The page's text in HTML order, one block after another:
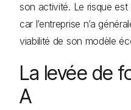
son activité. Le risque
car l’entreprise n’a
viabilité de son modèle
La levée de
A